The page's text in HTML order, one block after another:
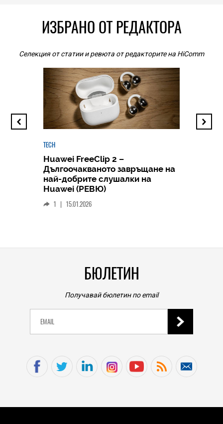
ИЗБРАНО ОТ РЕДАКТОРА
Селекция от статии и ревюта от редакторите на HiComm
TECH
Huawei FreeClip 2 –
Дългоочакваното завръщане на
най-добрите слушалки на
Huawei (РЕВЮ)
1 | 15.01.2026
БЮЛЕТИН
Получавай бюлетин по email